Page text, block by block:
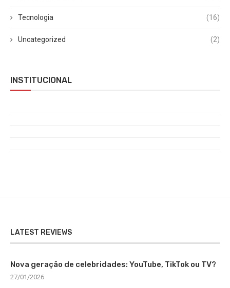
Tecnologia (16)
Uncategorized (2)
INSTITUCIONAL
LATEST REVIEWS
Nova geração de celebridades: YouTube, TikTok ou TV?
27/01/2026